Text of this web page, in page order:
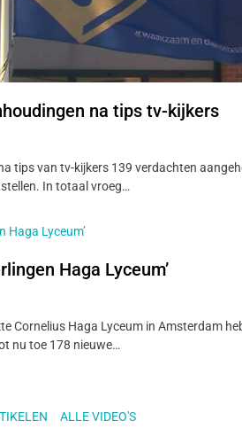
na tips tv-kijkers
tips van tv-kijkers 139 verdachten
In totaal vroeg…
Haga Lyceum’
Cornelius Haga Lyceum in Amsterdam
nu toe 178 nieuwe…
ALLE VIDEO'S